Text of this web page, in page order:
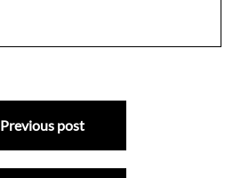
Previous post